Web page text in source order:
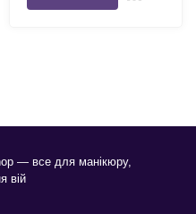
— все для манікюру,
вій